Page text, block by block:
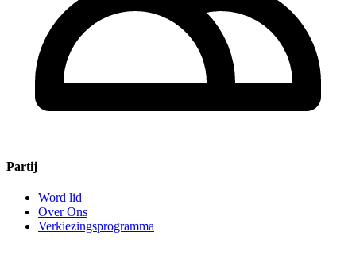
Partij
Word lid
Over Ons
Verkiezingsprogramma